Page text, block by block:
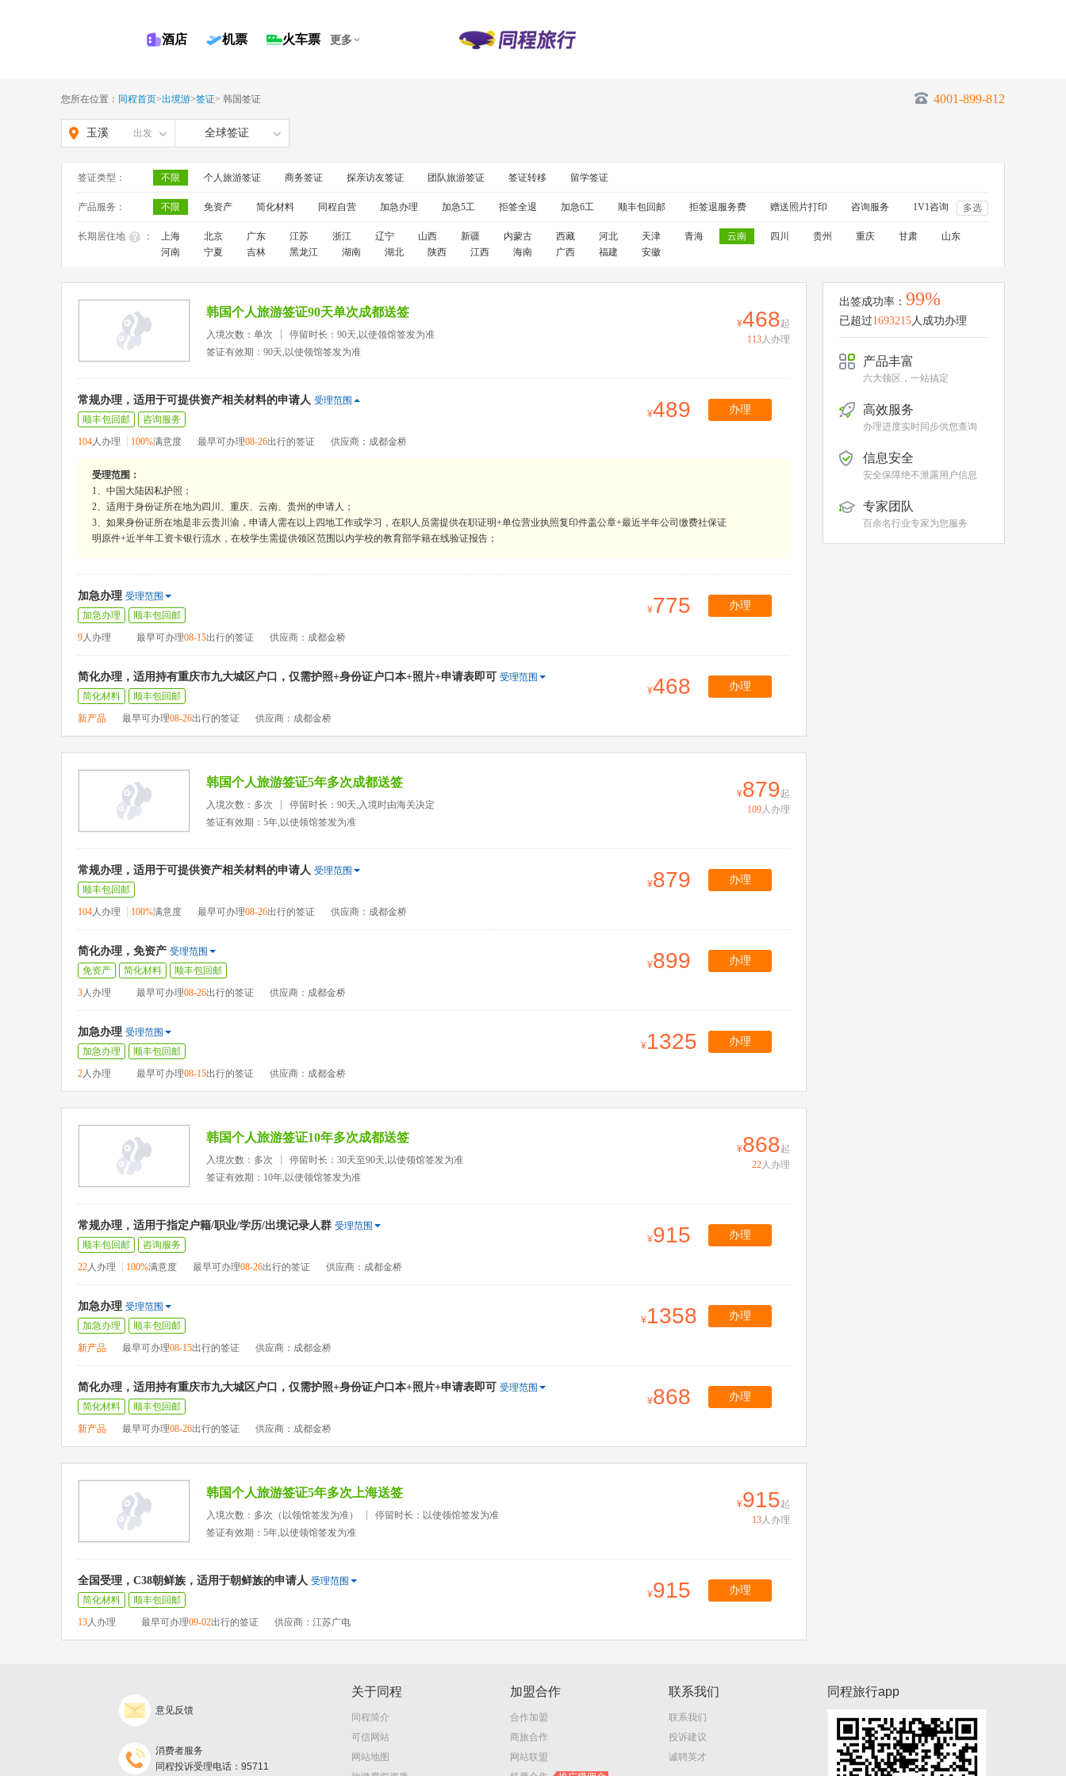
酒店 机票 火车票 更多
您所在位置： 同程首页>出境游>签证> 韩国签证 4001-899-812
玉溪 出发 全球签证
签证类型： 不限 个人旅游签证 商务签证 探亲访友签证 团队旅游签证 签证转移 留学签证
产品服务： 不限 免资产 简化材料 同程自营 加急办理 加急5工 拒签全退 加急6工 顺丰包回邮 拒签退服务费 赠送照片打印 咨询服务 1V1咨询 多选
长期居住地 ： 上海 北京 广东 江苏 浙江 辽宁 山西 新疆 内蒙古 西藏 河北 天津 青海 云南 四川 贵州 重庆 甘肃
山东
河南
宁夏 吉林 黑龙江 湖南 湖北 陕西 江西 海南 广西 福建 安徽
韩国个人旅游签证90天单次成都送签
入境次数：单次
停留时长：90天,以使领馆签发为准
签证有效期：90天,以使领馆签发为准
468起
113人办理
常规办理，适用于可提供资产相关材料的申请人 受理范围
顺丰包回邮
咨询服务
104人办理 100%满意度 最早可办理08-26出行的签证 供应商：成都金桥
489 办理
受理范围：
1、中国大陆因私护照；
2、适用于身份证所在地为四川、重庆、云南、贵州的申请人；
3、如果身份证所在地是非云贵川渝，申请人需在以上四地工作或学习，在职人员需提供在职证明+单位营业执照复印件盖公章+最近半年公司缴费社保证
明原件+近半年工资卡银行流水，在校学生需提供领区范围以内学校的教育部学籍在线验证报告；
加急办理 受理范围
加急办理
顺丰包回邮
9人办理 最早可办理08-15出行的签证 供应商：成都金桥
775 办理
简化办理，适用持有重庆市九大城区户口，仅需护照+身份证户口本+照片+申请表即可 受理范围
简化材料
顺丰包回邮
新产品
最早可办理08-26出行的签证 供应商：成都金桥
468 办理
韩国个人旅游签证5年多次成都送签
入境次数：多次
停留时长：90天,入境时由海关决定
签证有效期：5年,以使领馆签发为准
879起
109人办理
常规办理，适用于可提供资产相关材料的申请人 受理范围
顺丰包回邮
104人办理 100%满意度 最早可办理08-26出行的签证 供应商：成都金桥
879 办理
简化办理，免资产 受理范围
免资产
简化材料
顺丰包回邮
3人办理 最早可办理08-26出行的签证 供应商：成都金桥
899 办理
加急办理 受理范围
加急办理
顺丰包回邮
2人办理 最早可办理08-15出行的签证 供应商：成都金桥
1325 办理
韩国个人旅游签证10年多次成都送签
入境次数：多次
停留时长：30天至90天,以使领馆签发为准
签证有效期：10年,以使领馆签发为准
868起
22人办理
常规办理，适用于指定户籍/职业/学历/出境记录人群 受理范围
顺丰包回邮
咨询服务
22人办理 100%满意度 最早可办理08-26出行的签证 供应商：成都金桥
915 办理
加急办理 受理范围
加急办理
顺丰包回邮
新产品
最早可办理08-15出行的签证 供应商：成都金桥
1358 办理
简化办理，适用持有重庆市九大城区户口，仅需护照+身份证户口本+照片+申请表即可 受理范围
简化材料
顺丰包回邮
新产品
最早可办理08-26出行的签证 供应商：成都金桥
868 办理
韩国个人旅游签证5年多次上海送签
入境次数：多次（以领馆签发为准）
停留时长：以使领馆签发为准
签证有效期：5年,以使领馆签发为准
915起
13人办理
全国受理，C38朝鲜族，适用于朝鲜族的申请人 受理范围
简化材料
顺丰包回邮
13人办理 最早可办理09-02出行的签证 供应商：江苏广电
915 办理
出签成功率： 99%
已超过1693215人成功办理
产品丰富
六大领区，一站搞定
高效服务
办理进度实时同步供您查询
信息安全
安全保障绝不泄露用户信息
专家团队
百余名行业专家为您服务
意见反馈
消费者服务
同程投诉受理电话：95711
关于同程
同程简介
可信网站
网站地图
加盟合作
合作加盟
商旅合作
网站联盟
联系我们
联系我们
投诉建议
诚聘英才
同程旅行app